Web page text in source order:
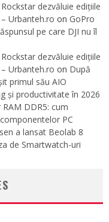
dezvăluie edițiile
Urbanteh.ro on GoPro
pe care DJI nu îl
dezvăluie edițiile
Urbanteh.ro on După
primul său AIO
și productivitate în 2026
DDR5: cum
PC
a lansat Beolab 8
de Smartwatch-uri